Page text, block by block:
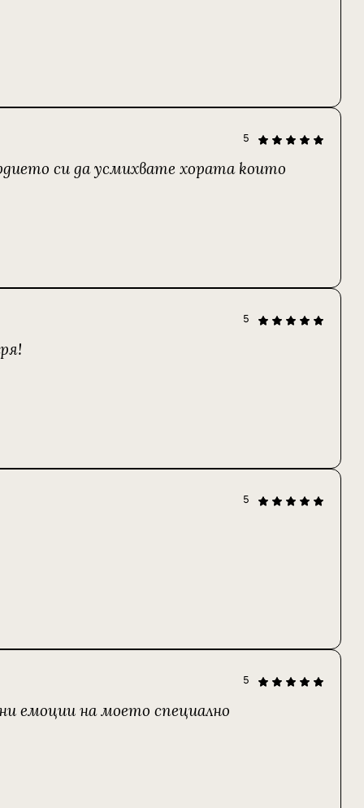
5
си да усмихвате хората които
5
5
5
емоции на моето специално